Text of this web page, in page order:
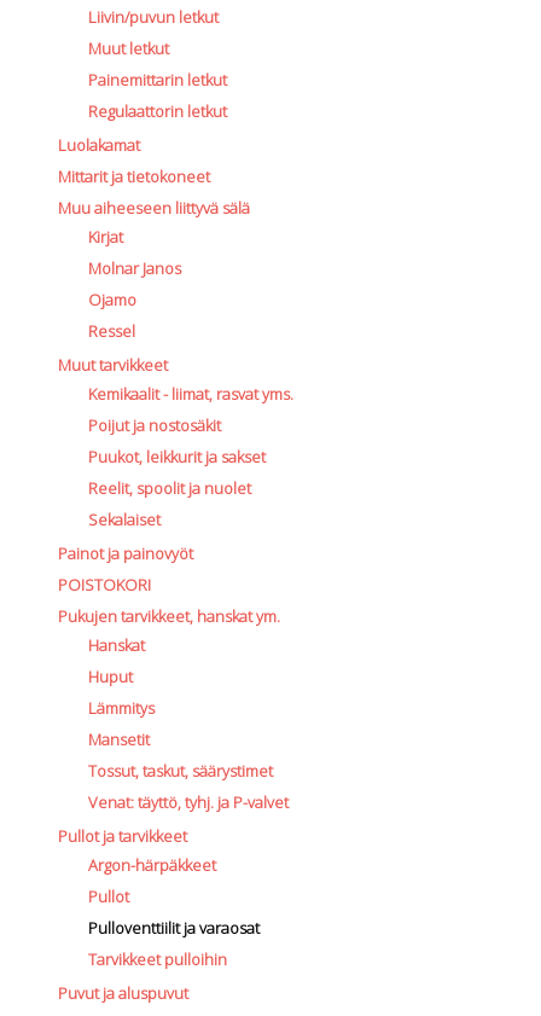
Liivin/puvun letkut
Muut letkut
Painemittarin letkut
Regulaattorin letkut
Luolakamat
Mittarit ja tietokoneet
Muu aiheeseen liittyvä sälä
Kirjat
Molnar Janos
Ojamo
Ressel
Muut tarvikkeet
Kemikaalit - liimat, rasvat yms.
Poijut ja nostosäkit
Puukot, leikkurit ja sakset
Reelit, spoolit ja nuolet
Sekalaiset
Painot ja painovyöt
POISTOKORI
Pukujen tarvikkeet, hanskat ym.
Hanskat
Huput
Lämmitys
Mansetit
Tossut, taskut, säärystimet
Venat: täyttö, tyhj. ja P-valvet
Pullot ja tarvikkeet
Argon-härpäkkeet
Pullot
Pulloventtiilit ja varaosat
Tarvikkeet pulloihin
Puvut ja aluspuvut